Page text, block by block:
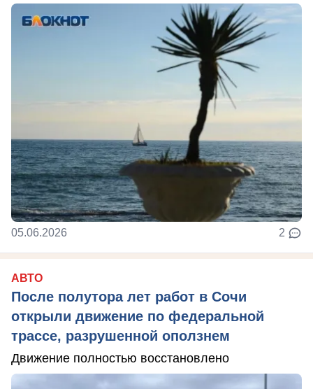
05.06.2026 2
АВТО
После полутора лет работ в Сочи
открыли движение по федеральной
трассе, разрушенной оползнем
Движение полностью восстановлено